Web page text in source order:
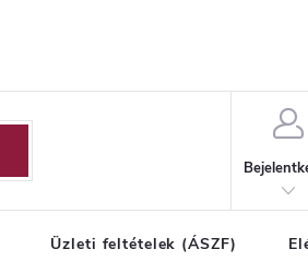
Üzleti feltételek (ÁSZF)